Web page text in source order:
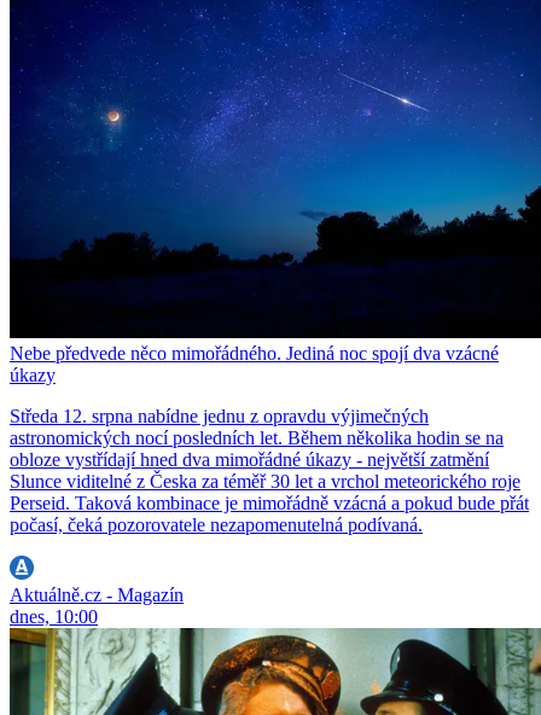
Nebe předvede něco mimořádného. Jediná noc spojí dva vzácné
úkazy
Středa 12. srpna nabídne jednu z opravdu výjimečných
astronomických nocí posledních let. Během několika hodin se na
obloze vystřídají hned dva mimořádné úkazy - největší zatmění
Slunce viditelné z Česka za téměř 30 let a vrchol meteorického roje
Perseid. Taková kombinace je mimořádně vzácná a pokud bude přát
počasí, čeká pozorovatele nezapomenutelná podívaná.
Aktuálně.cz - Magazín
dnes, 10:00